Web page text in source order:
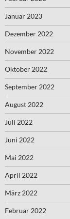
Januar 2023
Dezember 2022
November 2022
Oktober 2022
September 2022
August 2022
Juli 2022
Juni 2022
Mai 2022
April 2022
März 2022
Februar 2022